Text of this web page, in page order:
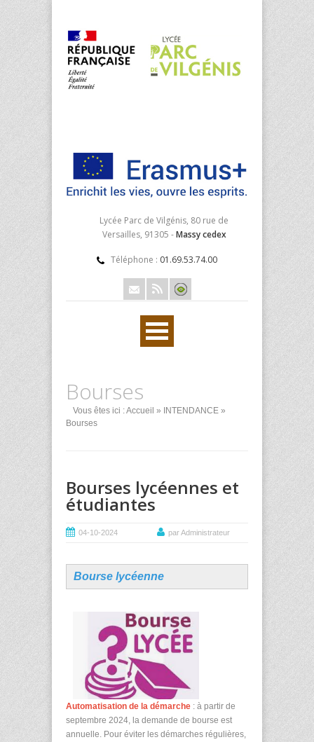
Lycée Parc de Vilgénis, 80 rue de
Versailles, 91305 -Massy cedex
Téléphone : 01.69.53.74.00
Bourses
Vous êtes ici :Accueil » INTENDANCE »
Bourses
Bourses lycéennes et
étudiantes
04-10-2024 par Administrateur
Bourse lycéenne
Automatisation de la démarche : à partir de
septembre 2024, la demande de bourse est
annuelle. Pour éviter les démarches régulières,